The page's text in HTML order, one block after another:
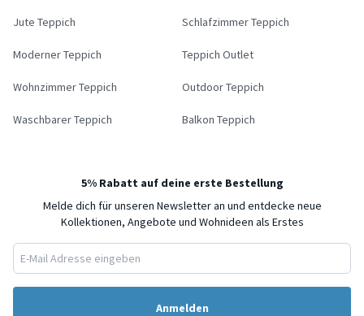
Jute Teppich Schlafzimmer Teppich
Moderner Teppich Teppich Outlet
Wohnzimmer Teppich Outdoor Teppich
Waschbarer Teppich Balkon Teppich
5% Rabatt auf deine erste Bestellung
Melde dich für unseren Newsletter an und entdecke neue
Kollektionen, Angebote und Wohnideen als Erstes
Anmelden